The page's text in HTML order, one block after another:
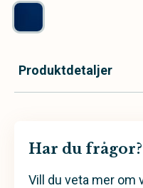
Produktdetaljer
Har du frågor?
Vill du veta mer om